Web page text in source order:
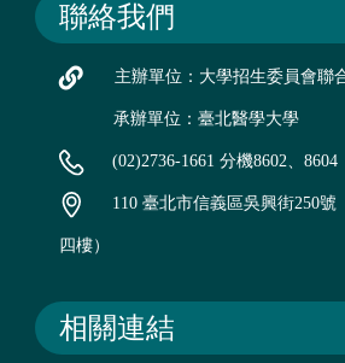
聯絡我們
主辦單位：大學招生委員會聯
承辦單位：臺北醫學大學
(02)2736-1661 分機8602、8604
110 臺北市信義區吳興街250
四樓）
相關連結